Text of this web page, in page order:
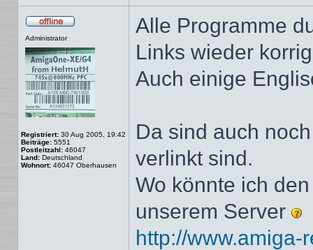
Administrator
Registriert: 30 Aug 2005, 19:42
Beiträge: 5551
Postleitzahl: 46047
Land: Deutschland
Wohnort: 46047 Oberhausen
Alle Programme
Links wieder
Auch einige
Da sind auch
verlinkt sind.
Wo könnte ich
unserem Server
http://www.amiga-